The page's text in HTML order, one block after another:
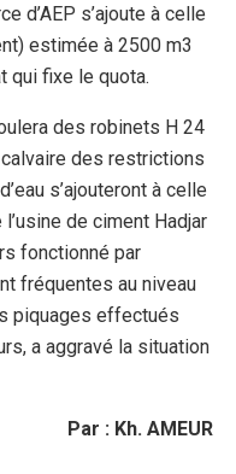
d’AEP s’ajoute à celle
estimée à 2500 m3
qui fixe le quota.
des robinets H 24
des restrictions
s’ajouteront à celle
de ciment Hadjar
fonctionné par
fréquentes au niveau
piquages effectués
a aggravé la situation
Par : Kh. AMEUR